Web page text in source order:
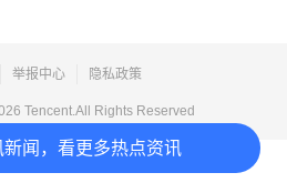
新闻，看更多热点资讯
举报中心 隐私政策
Tencent.All Rights Reserved